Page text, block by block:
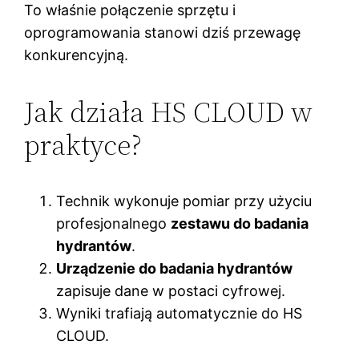
To właśnie połączenie sprzętu i
oprogramowania stanowi dziś przewagę
konkurencyjną.
Jak działa HS CLOUD w
praktyce?
Technik wykonuje pomiar przy użyciu
profesjonalnego zestawu do badania
hydrantów.
Urządzenie do badania hydrantów
zapisuje dane w postaci cyfrowej.
Wyniki trafiają automatycznie do HS
CLOUD.